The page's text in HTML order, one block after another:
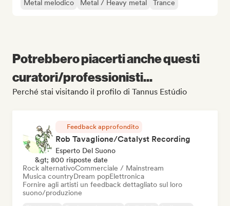
Metal melodico
Metal / Heavy metal Trance
Potrebbero piacerti anche questi
curatori/professionisti...
Perché stai visitando il profilo di Tannus Estúdio
Feedback approfondito
Rob Tavaglione/Catalyst Recording
Esperto Del Suono
&gt; 800 risposte date
Rock alternativoCommerciale / Mainstream
Musica countryDream popElettronica
Fornire agli artisti un feedback dettagliato sul loro
suono/produzione